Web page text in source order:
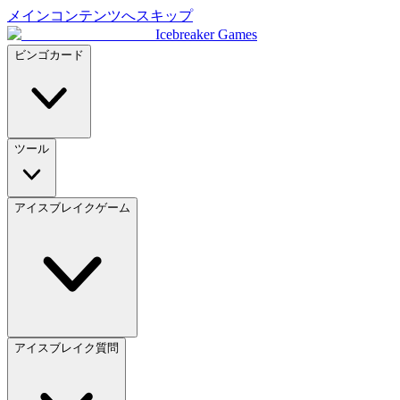
メインコンテンツへスキップ
Icebreaker Games
ビンゴカード
ツール
アイスブレイクゲーム
アイスブレイク質問